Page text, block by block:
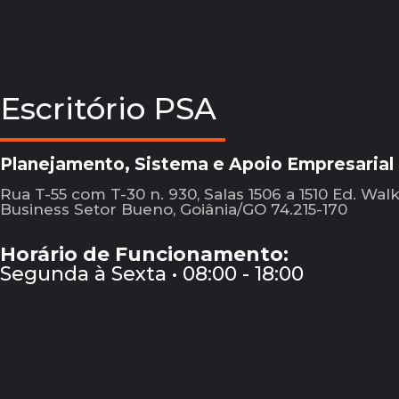
Escritório PSA
Planejamento, Sistema e Apoio Empresarial
Rua T-55 com T-30 n. 930, Salas 1506 a 1510 Ed. Walk
Business Setor Bueno, Goiânia/GO 74.215-170
Horário de Funcionamento:
Segunda à Sexta • 08:00 - 18:00